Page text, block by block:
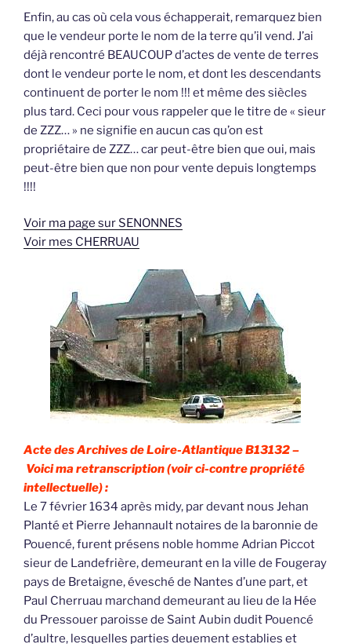
Enfin, au cas où cela vous échapperait, remarquez bien
que le vendeur porte le nom de la terre qu’il vend. J’ai
déjà rencontré BEAUCOUP d’actes de vente de terres
dont le vendeur porte le nom, et dont les descendants
continuent de porter le nom !!! et même des siècles
plus tard. Ceci pour vous rappeler que le titre de « sieur
de ZZZ… » ne signifie en aucun cas qu’on est
propriétaire de ZZZ… car peut-être bien que oui, mais
peut-être bien que non pour vente depuis longtemps
!!!!
Voir ma page sur SENONNES
Voir mes CHERRUAU
Acte des Archives de Loire-Atlantique B13132 –
Voici ma retranscription (voir ci-contre propriété
intellectuelle) :
Le 7 février 1634 après midy, par devant nous Jehan
Planté et Pierre Jehannault notaires de la baronnie de
Pouencé, furent présens noble homme Adrian Piccot
sieur de Landefrière, demeurant en la ville de Fougeray
pays de Bretaigne, évesché de Nantes d’une part, et
Paul Cherruau marchand demeurant au lieu de la Hée
du Pressouer paroisse de Saint Aubin dudit Pouencé
d’aultre, lesquelles parties deuement establies et